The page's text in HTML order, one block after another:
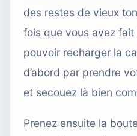
des restes de vieux
fois que vous avez
pouvoir recharger la
d’abord par prendre
et secouez là bien
Prenez ensuite la